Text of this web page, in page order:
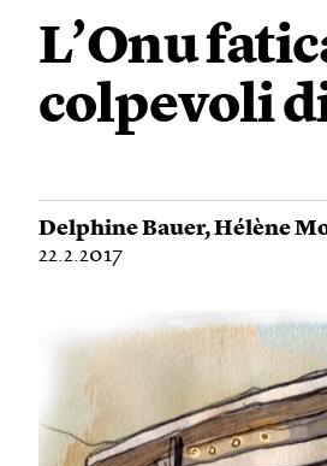
L’Onu
colpevoli
Delphine Bauer,Hélène
22.2.2017